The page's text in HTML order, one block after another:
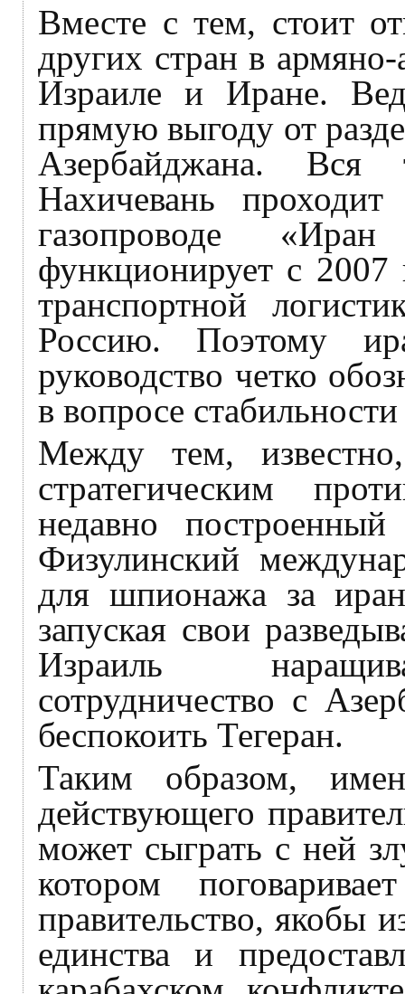
Вместе с тем, стоит
других стран в
Израиле и Иране.
прямую выгоду от
Азербайджана. Вся
Нахичевань
газопроводе
функционирует с
транспортной
Россию. Поэтому
руководство четко
в вопросе
Между тем,
стратегическим
недавно
Физулинский
для шпионажа за
запуская свои
Израиль
сотрудничество с
беспокоить Тегеран.
Таким образом,
действующего
может сыграть с ней
котором
правительство, якобы
единства и